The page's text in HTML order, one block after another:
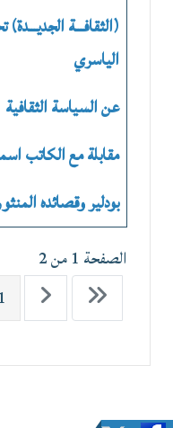
(الثقافـــة
الياسري
عن السياسة الثقافية
مقابلة مع الكاتب
بودلير وقصائده
الصفحة 1 من 2
1